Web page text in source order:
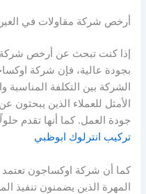
أرخص شركة مقاولات في
إذا كنت تبحث عن أرخص
بجودة عالية، فإن شركة
الشركة بين التكلفة المناسبة
الأمثل للعملاء الذين يبحثون
جودة العمل. كما أنها تقدم
تركيب انترلوك ابوظبي​
كما أن شركة اوكساجون
المهرة الذين يضمنون تنفيذ